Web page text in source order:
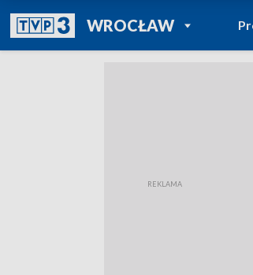
WROCŁAWPOWRÓT DO
TVP REGIONY